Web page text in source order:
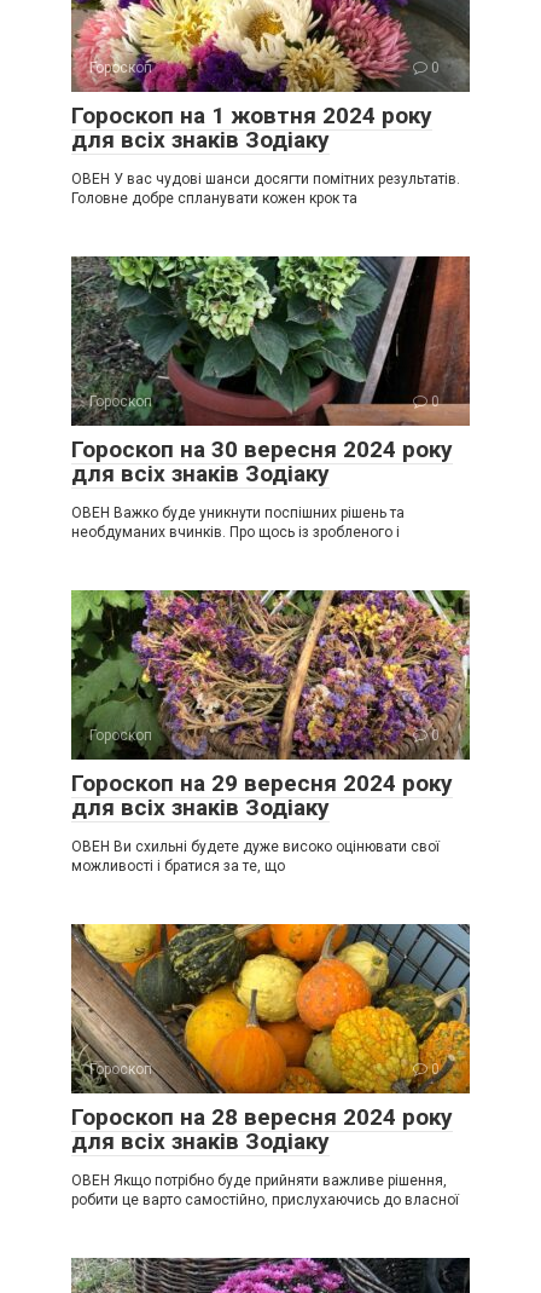
Гороскоп 0
Гороскоп на 1 жовтня 2024 року
для всіх знаків Зодіаку
ОВЕН У вас чудові шанси досягти помітних результатів.
Головне добре спланувати кожен крок та
Гороскоп 0
Гороскоп на 30 вересня 2024 року
для всіх знаків Зодіаку
ОВЕН Важко буде уникнути поспішних рішень та
необдуманих вчинків. Про щось із зробленого і
Гороскоп 0
Гороскоп на 29 вересня 2024 року
для всіх знаків Зодіаку
ОВЕН Ви схильні будете дуже високо оцінювати свої
можливості і братися за те, що
Гороскоп 0
Гороскоп на 28 вересня 2024 року
для всіх знаків Зодіаку
ОВЕН Якщо потрібно буде прийняти важливе рішення,
робити це варто самостійно, прислухаючись до власної